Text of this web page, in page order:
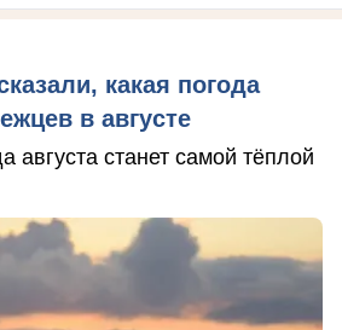
какая погода
в августе
августа станет самой тёплой